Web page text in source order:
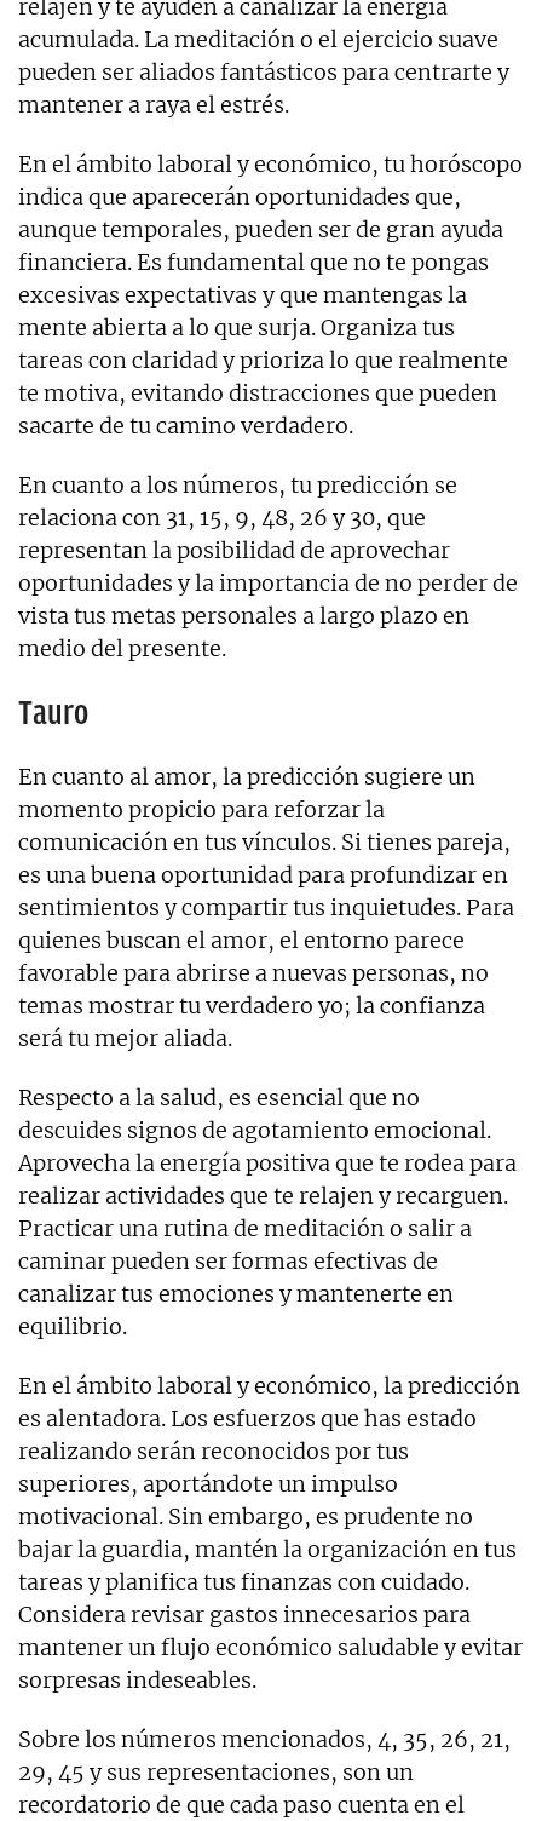
relajen y te ayuden a canalizar la energía
acumulada. La meditación o el ejercicio suave
pueden ser aliados fantásticos para centrarte y
mantener a raya el estrés.
En el ámbito laboral y económico, tu horóscopo
indica que aparecerán oportunidades que,
aunque temporales, pueden ser de gran ayuda
financiera. Es fundamental que no te pongas
excesivas expectativas y que mantengas la
mente abierta a lo que surja. Organiza tus
tareas con claridad y prioriza lo que realmente
te motiva, evitando distracciones que pueden
sacarte de tu camino verdadero.
En cuanto a los números, tu predicción se
relaciona con 31, 15, 9, 48, 26 y 30, que
representan la posibilidad de aprovechar
oportunidades y la importancia de no perder de
vista tus metas personales a largo plazo en
medio del presente.
Tauro
En cuanto al amor, la predicción sugiere un
momento propicio para reforzar la
comunicación en tus vínculos. Si tienes pareja,
es una buena oportunidad para profundizar en
sentimientos y compartir tus inquietudes. Para
quienes buscan el amor, el entorno parece
favorable para abrirse a nuevas personas, no
temas mostrar tu verdadero yo; la confianza
será tu mejor aliada.
Respecto a la salud, es esencial que no
descuides signos de agotamiento emocional.
Aprovecha la energía positiva que te rodea para
realizar actividades que te relajen y recarguen.
Practicar una rutina de meditación o salir a
caminar pueden ser formas efectivas de
canalizar tus emociones y mantenerte en
equilibrio.
En el ámbito laboral y económico, la predicción
es alentadora. Los esfuerzos que has estado
realizando serán reconocidos por tus
superiores, aportándote un impulso
motivacional. Sin embargo, es prudente no
bajar la guardia, mantén la organización en tus
tareas y planifica tus finanzas con cuidado.
Considera revisar gastos innecesarios para
mantener un flujo económico saludable y evitar
sorpresas indeseables.
Sobre los números mencionados, 4, 35, 26, 21,
29, 45 y sus representaciones, son un
recordatorio de que cada paso cuenta en el